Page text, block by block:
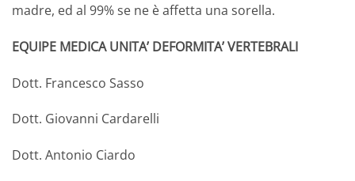
madre, ed al 99% se ne è affetta una sorella.
EQUIPE MEDICA UNITA’ DEFORMITA’ VERTEBRALI
Dott. Francesco Sasso
Dott. Giovanni Cardarelli
Dott. Antonio Ciardo